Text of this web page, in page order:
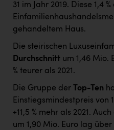
31 im Jahr 2019. Diese 1,4
gehandeltem Haus.
Die steirischen
Durchschnitt um 1,46 Mio.
% teurer als 2021.
Die Gruppe der Top-Ten
Einstiegsmindestpreis von
+11,5 % mehr als 2021.
um 1,90 Mio. Euro lag